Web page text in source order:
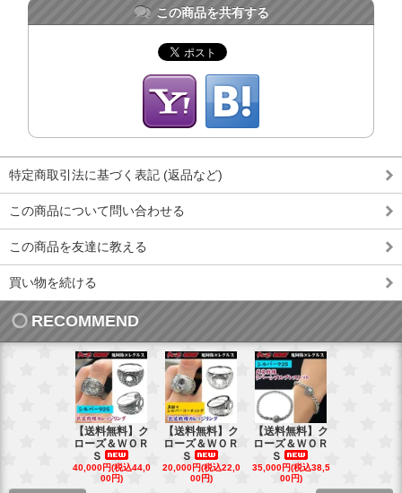
この商品を共有する
特定商取引法に基づく表記 (返品など)
この商品について問い合わせる
この商品を友達に教える
買い物を続ける
RECOMMEND
【送料無料】ク
ローズ＆ＷＯＲ
Ｓ
40,000円(税込44,0
00円)
【送料無料】ク
ローズ＆ＷＯＲ
Ｓ
20,000円(税込22,0
00円)
【送料無料】ク
ローズ＆ＷＯＲ
Ｓ
35,000円(税込38,5
00円)